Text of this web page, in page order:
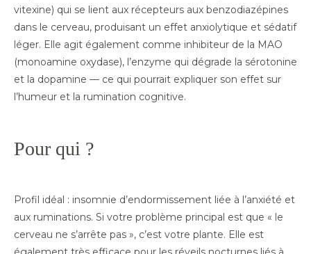
vitexine) qui se lient aux récepteurs aux benzodiazépines
dans le cerveau, produisant un effet anxiolytique et sédatif
léger. Elle agit également comme inhibiteur de la MAO
(monoamine oxydase), l’enzyme qui dégrade la sérotonine
et la dopamine — ce qui pourrait expliquer son effet sur
l’humeur et la rumination cognitive.
Pour qui ?
Profil idéal : insomnie d’endormissement liée à l’anxiété et
aux ruminations. Si votre problème principal est que « le
cerveau ne s’arrête pas », c’est votre plante. Elle est